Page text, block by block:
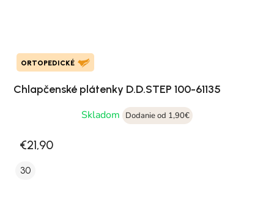
ORTOPEDICKÉ
Chlapčenské plátenky D.D.STEP 100-61135
Skladom
Dodanie od 1,90€
€21,90
30